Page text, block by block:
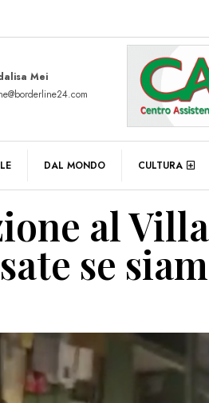
Mei
DAL MONDO CULTURA
al
se